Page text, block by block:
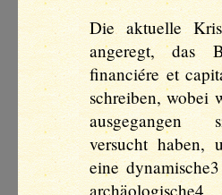
Die aktuelle
angeregt, das
financiére et
schreiben, wobei
ausgegangen
versucht haben,
eine